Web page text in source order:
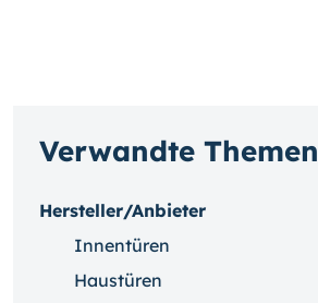
Verwandte Themen
Hersteller/Anbieter
Innentüren
Haustüren